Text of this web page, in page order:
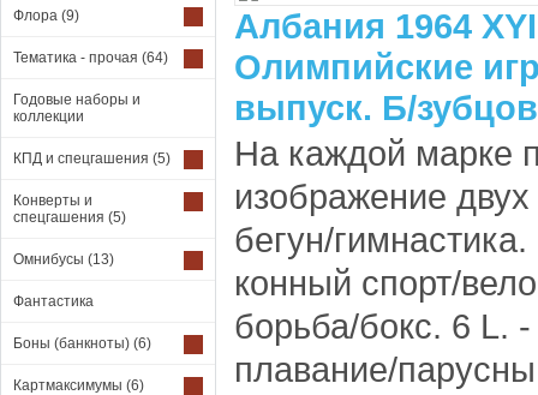
Флора (9)
Тематика - прочая (64)
Годовые наборы и
коллекции
КПД и спецгашения (5)
Конверты и
спецгашения (5)
Омнибусы (13)
Фантастика
Боны (банкноты) (6)
Картмаксимумы (6)
Албания 1964
Олимпийские
выпуск. Б/
На каждой марке
изображение
бегун/
конный спорт/
борьба/бокс. 6 L.
плавание/